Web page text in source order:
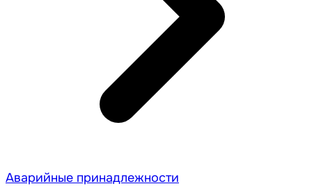
Аварийные принадлежности